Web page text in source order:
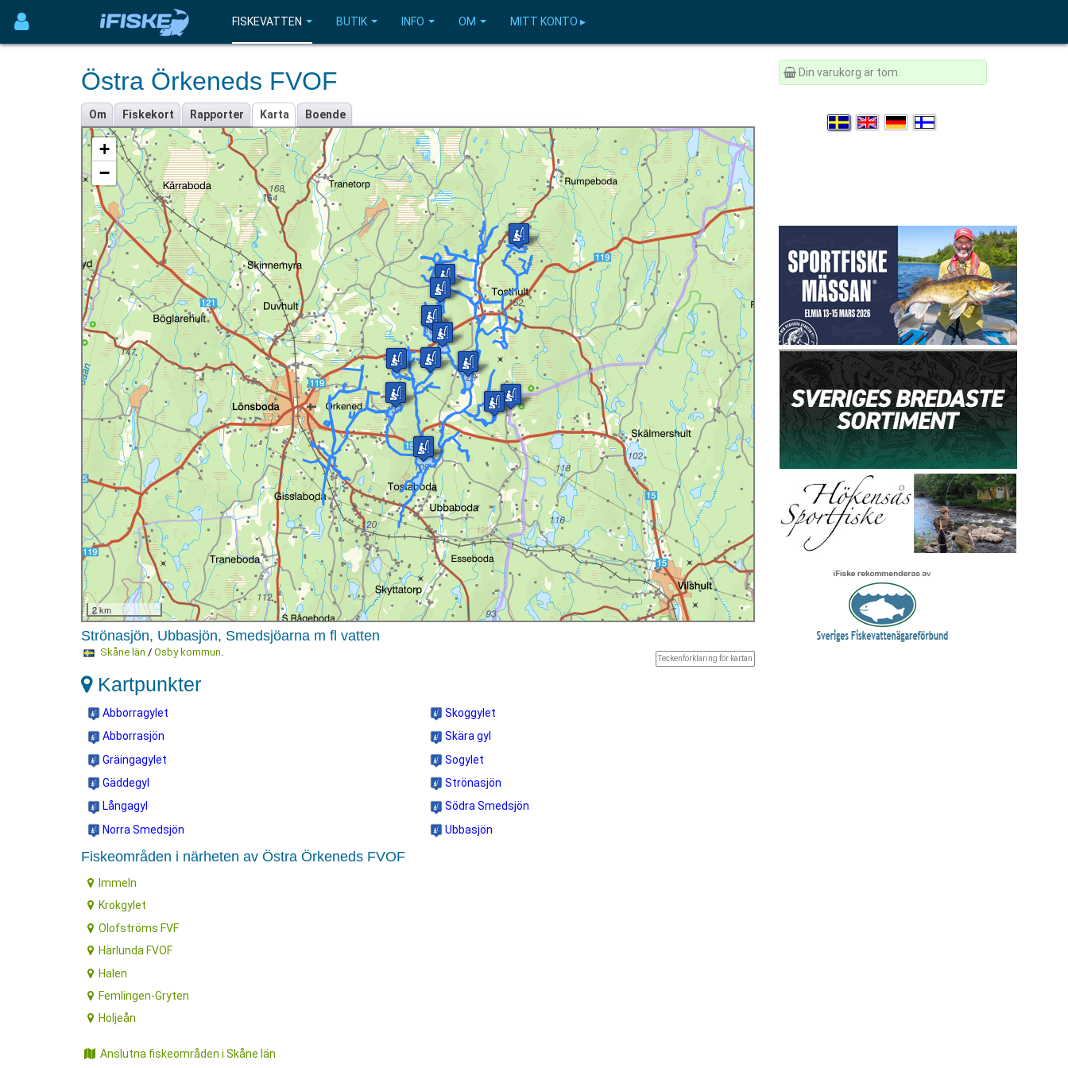
FISKEVATTEN BUTIK INFO OM MITT KONTO ▸
Östra Örkeneds FVOF
Om Fiskekort Rapporter Karta Boende
+
−
2 km
Strönasjön, Ubbasjön, Smedsjöarna m fl vatten
Teckenförklaring för kartan
Skåne län / Osby kommun.
Kartpunkter
Abborragylet
Abborrasjön
Gräingagylet
Gäddegyl
Långagyl
Norra Smedsjön
Skoggylet
Skära gyl
Sogylet
Strönasjön
Södra Smedsjön
Ubbasjön
Fiskeområden i närheten av Östra Örkeneds FVOF
Immeln
Krokgylet
Olofströms FVF
Härlunda FVOF
Halen
Femlingen-Gryten
Holjeån
Anslutna fiskeområden i Skåne län
Din varukorg är tom.